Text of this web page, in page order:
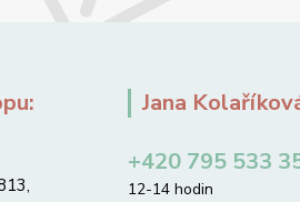
Jana
+420 795 533
12-14 hodin